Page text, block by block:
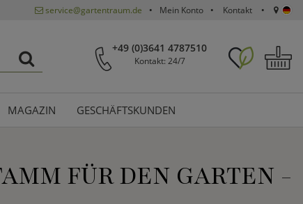
service@gartentraum.de Mein Konto Kontakt
+49 (0)3641 4787510
Kontakt: 24/7
MAGAZIN GESCHÄFTSKUNDEN
FÜR DEN GARTEN -